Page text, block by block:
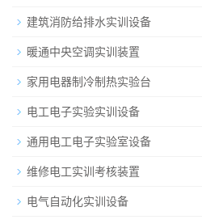
建筑消防给排水实训设备
暖通中央空调实训装置
家用电器制冷制热实验台
电工电子实验实训设备
通用电工电子实验室设备
维修电工实训考核装置
电气自动化实训设备